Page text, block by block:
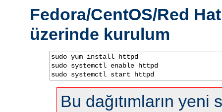
Fedora/CentOS/Red
üzerinde kurulum
sudo yum install httpd
sudo systemctl enable httpd
sudo systemctl start httpd
Bu dağıtımların